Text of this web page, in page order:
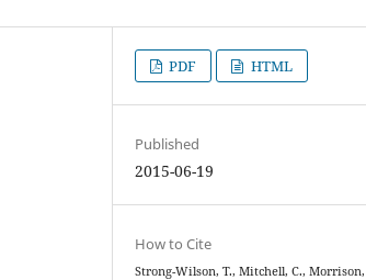
PDF HTML
Published
2015-06-19
How to Cite
Strong-Wilson, T., Mitchell, C., Morrison,